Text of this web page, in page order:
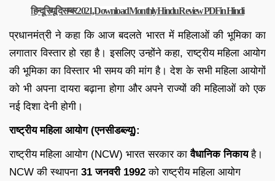
हिन्दू रिव्यू दिसम्बर 2021, Download Monthly Hindu Review PDF in Hindi
प्रधानमंत्री ने कहा कि आज बदलते भारत में महिलाओं की भूमिका का
लगातार विस्तार हो रहा है। इसलिए उन्होंने कहा, राष्ट्रीय महिला आयोग
की भूमिका का विस्तार भी समय की मांग है। देश के सभी महिला आयोगों
को भी अपना दायरा बढ़ाना होगा और अपने राज्यों की महिलाओं को एक
नई दिशा देनी होगी।
राष्ट्रीय महिला आयोग (एनसीडब्ल्यू):
राष्ट्रीय महिला आयोग (NCW) भारत सरकार कावैधानिक निकायहै।
NCW की स्थापना 31 जनवरी 1992 को राष्ट्रीय महिला आयोग